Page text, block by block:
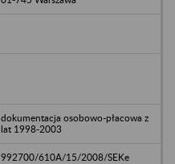
dokumentacja osobowo-płacowa z
lat 1998-2003
992700/610A/15/2008/SEKe